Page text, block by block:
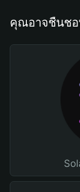
คุณอาจชื่นชอ